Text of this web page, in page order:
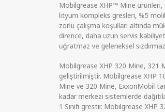
Mobilgrease XHP™ Mine ürünleri,
lityum kompleks gresleri, %5
zorlu çalışma koşulları altında
dirence, daha uzun servis
uğratmaz ve geleneksel
Mobilgrease XHP 320 Mine, 321
geliştirilmiştir. Mobilgrease XHP
Mine ve 320 Mine, ExxonMobil
kadar merkezi sistemlerde
1 Sınıfı grestir. Mobilgrease XHP